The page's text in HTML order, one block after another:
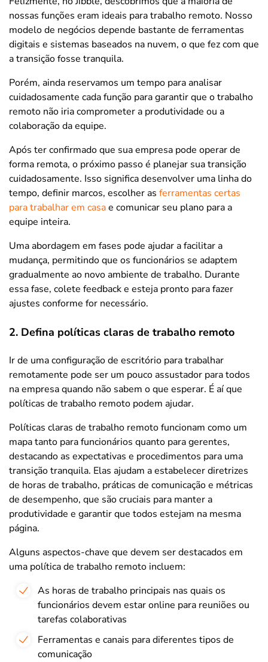
nossas funções eram ideais para trabalho remoto. Nosso
modelo de negócios depende bastante de ferramentas
digitais e sistemas baseados na nuvem, o que fez com que
a transição fosse tranquila.
Porém, ainda reservamos um tempo para analisar
cuidadosamente cada função para garantir que o trabalho
remoto não iria comprometer a produtividade ou a
colaboração da equipe.
Após ter confirmado que sua empresa pode operar de
forma remota, o próximo passo é planejar sua transição
cuidadosamente. Isso significa desenvolver uma linha do
tempo, definir marcos, escolher as ferramentas certas
para trabalhar em casae comunicar seu plano para a
equipe inteira.
Uma abordagem em fases pode ajudar a facilitar a
mudança, permitindo que os funcionários se adaptem
gradualmente ao novo ambiente de trabalho. Durante
essa fase, colete feedback e esteja pronto para fazer
ajustes conforme for necessário.
2. Defina políticas claras de trabalho remoto
Ir de uma configuração de escritório para trabalhar
remotamente pode ser um pouco assustador para todos
na empresa quando não sabem o que esperar. É aí que
políticas de trabalho remoto podem ajudar.
Políticas claras de trabalho remoto funcionam como um
mapa tanto para funcionários quanto para gerentes,
destacando as expectativas e procedimentos para uma
transição tranquila. Elas ajudam a estabelecer diretrizes
de horas de trabalho, práticas de comunicação e métricas
de desempenho, que são cruciais para manter a
produtividade e garantir que todos estejam na mesma
página.
Alguns aspectos-chave que devem ser destacados em
uma política de trabalho remoto incluem:
As horas de trabalho principais nas quais os
funcionários devem estar online para reuniões ou
tarefas colaborativas
Ferramentas e canais para diferentes tipos de
comunicação